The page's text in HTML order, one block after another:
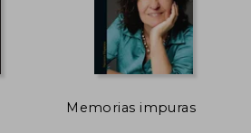
Memorias impuras